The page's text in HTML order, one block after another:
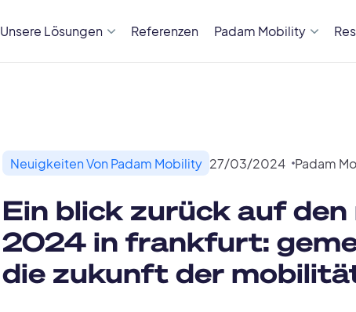
Unsere Lösungen Referenzen Padam Mobility
Ein blick zurück auf den
2024 in frankfurt:
die zukunft der
Neuigkeiten Von Padam Mobility 27/03/2024 Padam